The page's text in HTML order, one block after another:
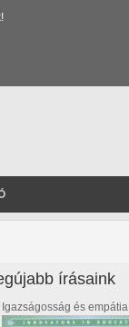
írásaink
Igazságosság és empátia